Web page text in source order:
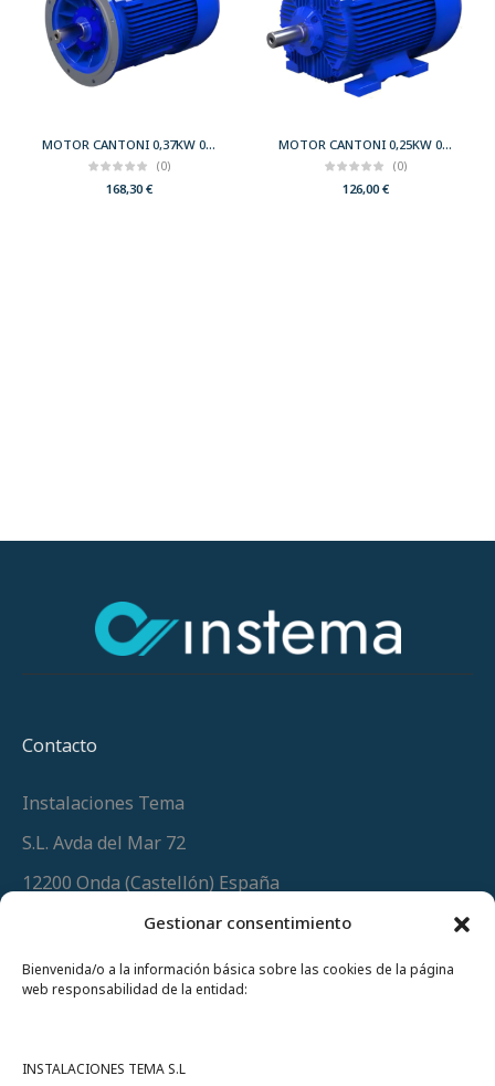
Gestionar consentimiento
Bienvenida/o a la información básica sobre las cookies de la página
web responsabilidad de la entidad:
INSTALACIONES TEMA S.L
MOTOR CANTONI 0,37KW 0,50CV 3000 B5 T71 230/400 IE2
(0)
168,30€
MOTOR CANTONI 0,25KW 0,33CV 3000 B3 T63 230/400 IE2
(0)
126,00€
Contacto
Instalaciones Tema
S.L. Avda del Mar 72
12200 Onda (Castellón) España
(+34) 964 60 34 34
Urgencias y whatsapp649 406 493